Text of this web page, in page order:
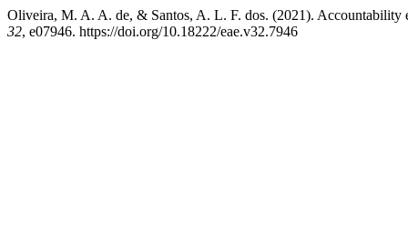
Oliveira, M. A. A. de, & Santos, A. L. F. dos. (2021). Accountability
32, e07946. https://doi.org/10.18222/eae.v32.7946